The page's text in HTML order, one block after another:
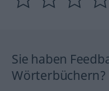
Sie haben
Wörterbüchern?